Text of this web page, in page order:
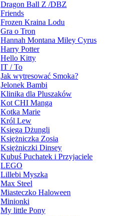
Dragon Ball Z /DBZ
Friends
Frozen Kraina Lodu
Gra o Tron
Hannah Montana Miley Cyrus
Harry Potter
Hello Kitty
IT / To
Jak wytresować Smoka?
Jelonek Bambi
Klinika dla Pluszaków
Kot CHI Manga
Kotka Marie
Król Lew
Księga Dżungli
Księżniczka Zosia
Księżniczki Dinsey
Kubuś Puchatek i Przyjaciele
LEGO
Lillebi Myszka
Max Steel
Miasteczko Haloween
Minionki
My little Pony